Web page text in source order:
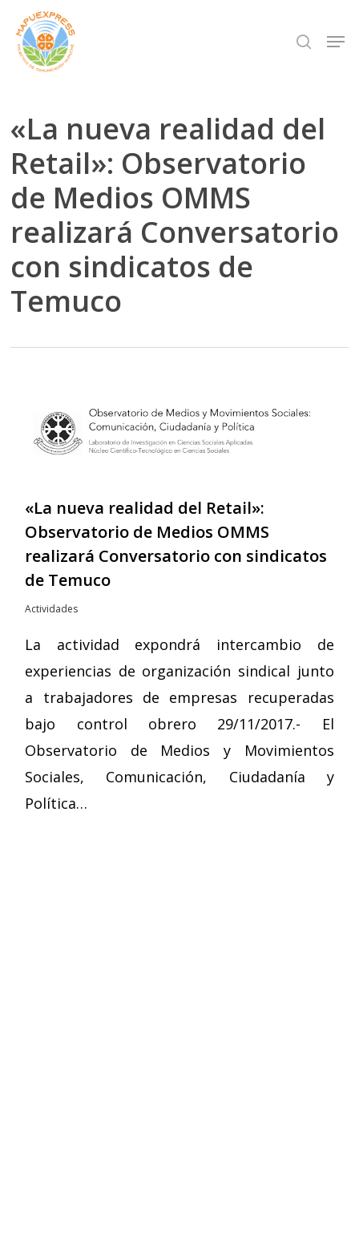
Skip
main
search
«La nueva realidad del
Retail»: Observatorio
de Medios OMMS
realizará Conversatorio
con sindicatos de
Temuco
«La nueva realidad del Retail»:
Observatorio de Medios OMMS
realizará Conversatorio con sindicatos
de Temuco
Actividades
La actividad expondrá intercambio de
experiencias de organización sindical junto
a trabajadores de empresas recuperadas
bajo control obrero 29/11/2017.- El
Observatorio de Medios y Movimientos
Sociales, Comunicación, Ciudadanía y
Política…
Close